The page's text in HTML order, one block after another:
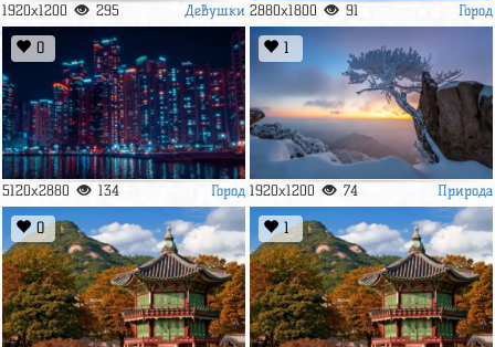
1920x1200 295 Девушки 2880x1800 91 Город
0
5120x2880 134 Город
1
1920x1200 74 Природа
0 1